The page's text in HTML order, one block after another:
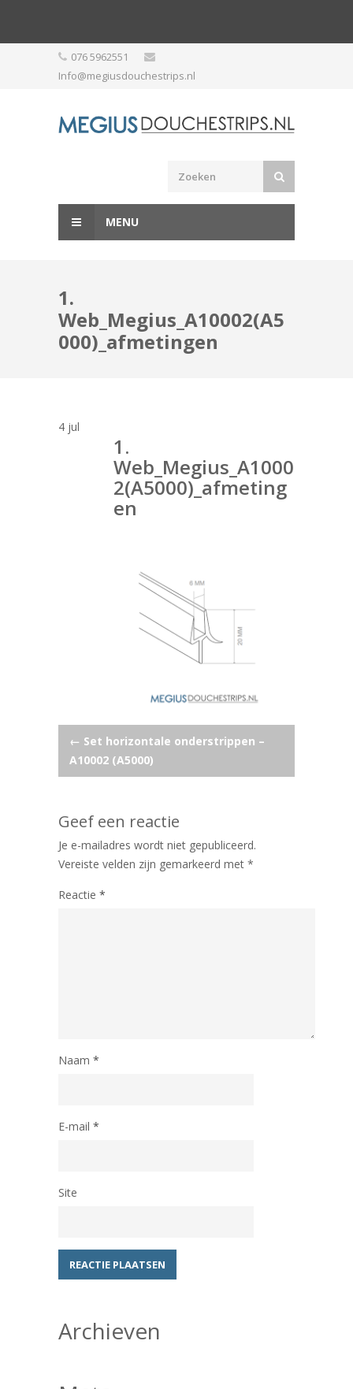
076 5962551
Info@megiusdouchestrips.nl
MENU
1.
Web_Megius_A10002(A5
000)_afmetingen
4 jul
1.
Web_Megius_A1000
2(A5000)_afmeting
en
Post
navigation
← Set horizontale onderstrippen –
A10002 (A5000)
Geef een reactie
Je e-mailadres wordt niet gepubliceerd.
Vereiste velden zijn gemarkeerd met *
Reactie *
Naam *
E-mail *
Site
Archieven